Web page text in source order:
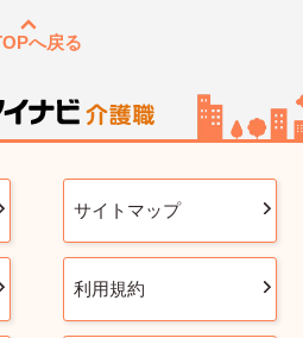
へ戻る
サイトマップ
利用規約